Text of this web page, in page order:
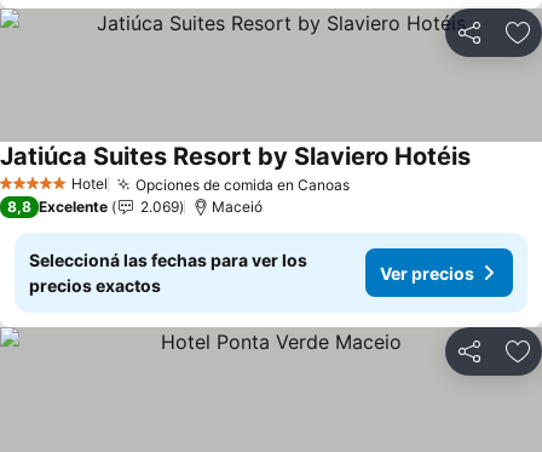
Compartir
5 Estrellas Hotel Opciones de comida en CanoasVer precios
Jatiúca Suites Resort by Slaviero HotéisVer
8,8 Excelente 2.069 Maceió
Seleccioná las fechas para ver los
precios exactos
Ver precios
Compartir